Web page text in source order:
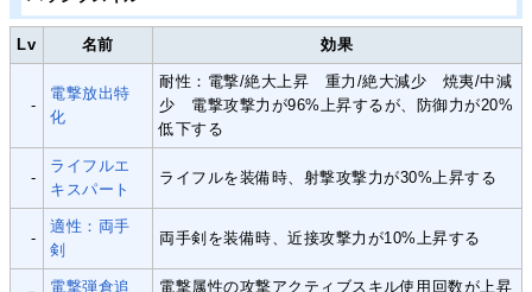
Lv 名前 効果
-
電撃放出特
化
耐性：電撃/絶大上昇 重力/絶大減少 焼夷/中減
少 電撃攻撃力が96%上昇するが、防御力が20%
低下する
-
ライフルエ
キスパート
ライフルを装備時、射撃攻撃力が30%上昇する
-
適性：両手
剣
両手剣を装備時、近接攻撃力が10%上昇する
電撃弾倉追
電撃属性の攻撃アクティブスキル使用回数が上昇